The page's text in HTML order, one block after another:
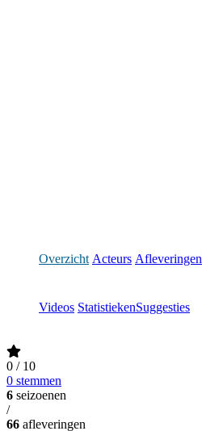
Overzicht Acteurs Afleveringen
Videos StatistiekenSuggesties
0 / 10
0 stemmen
6 seizoenen
/
66 afleveringen